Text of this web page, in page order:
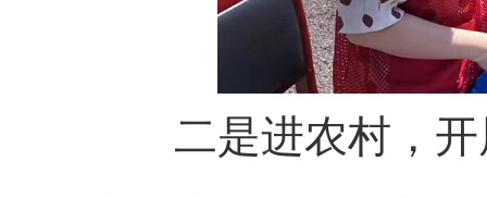
二是进农村，开